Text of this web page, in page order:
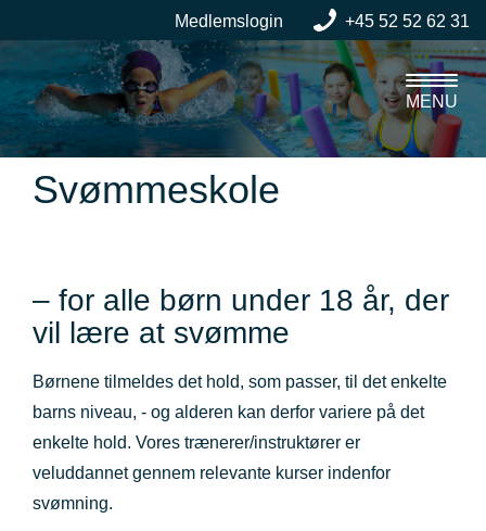
+45 52 52 62 31
Medlemslogin
Svømmeskole
– for alle børn under 18 år, der
vil lære at svømme
Børnene tilmeldes det hold, som passer, til det enkelte
barns niveau, - og alderen kan derfor variere på det
enkelte hold. Vores trænerer/instruktører er
veluddannet gennem relevante kurser indenfor
svømning.
MENU